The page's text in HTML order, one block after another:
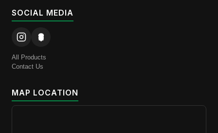
SOCIAL MEDIA
All Products
Contact Us
MAP LOCATION